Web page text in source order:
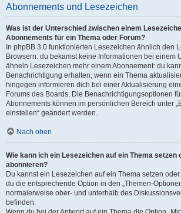
Abonnements und Lesezeichen
Was ist der Unterschied zwischen einem
Abonnements für ein Thema oder Forum?
In phpBB 3.0 funktionierten Lesezeichen ähnlich den
Browsern: du bekamst keine Informationen bei einem
ähneln Lesezeichen mehr einem Abonnement: du
Benachrichtigung erhalten, wenn ein Thema
hingegen informieren dich bei einer Aktualisierung
Forums des Boards. Die Benachrichtigungsoptionen
Abonnements können im persönlichen Bereich unter
einstellen“ geändert werden.
Nach oben
Wie kann ich ein Lesezeichen auf ein Thema setzen
abonnieren?
Du kannst ein Lesezeichen auf ein Thema setzen
du die entsprechende Option in den „Themen-
normalerweise ober- und unterhalb des
befinden.